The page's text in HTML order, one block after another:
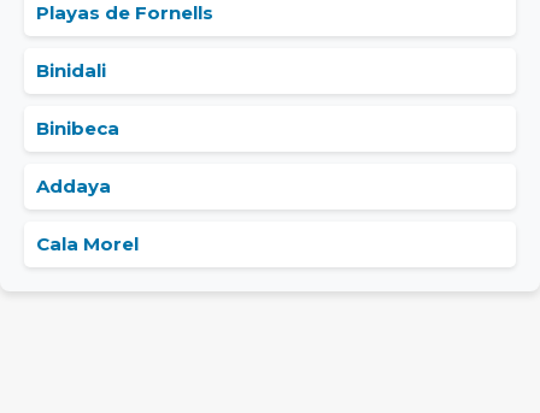
Playas de Fornells
Binidali
Binibeca
Addaya
Cala Morel